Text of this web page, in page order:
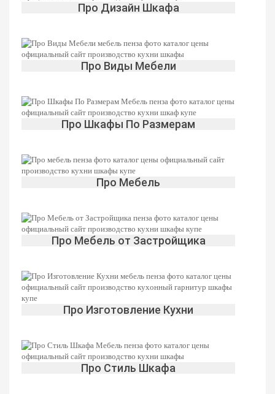
Про Дизайн Шкафа
Про Виды Мебели
Про Шкафы По Размерам
Про Мебель
Про Мебель от Застройщика
Про Изготовление Кухни
Про Стиль Шкафа